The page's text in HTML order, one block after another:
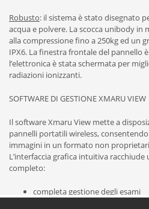
Robusto: il sistema è stato disegnato
acqua e polvere. La scocca unibody in
alla compressione fino a 250kg ed un
IPX6. La finestra frontale del pannello
l’elettronica è stata schermata per
radiazioni ionizzanti.
SOFTWARE DI GESTIONE XMARU VIEW
Il software Xmaru View mette a
pannelli portatili wireless,
immagini in un formato non
L’interfaccia grafica intuitiva
completo:
completa gestione degli esami